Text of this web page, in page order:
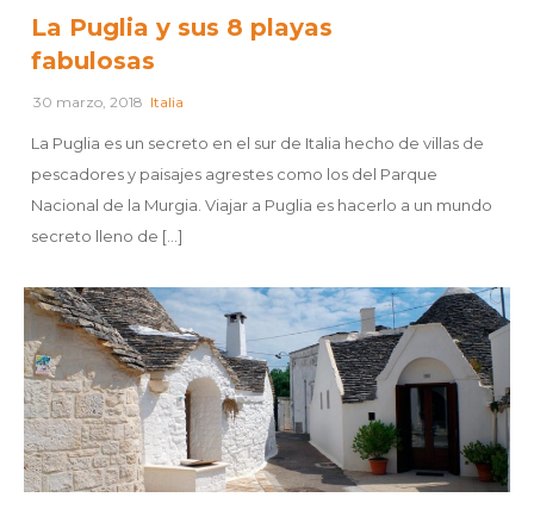
La Puglia y sus 8 playas
fabulosas
30 marzo, 2018 Italia
La Puglia es un secreto en el sur de Italia hecho de villas de
pescadores y paisajes agrestes como los del Parque
Nacional de la Murgia. Viajar a Puglia es hacerlo a un mundo
secreto lleno de [...]